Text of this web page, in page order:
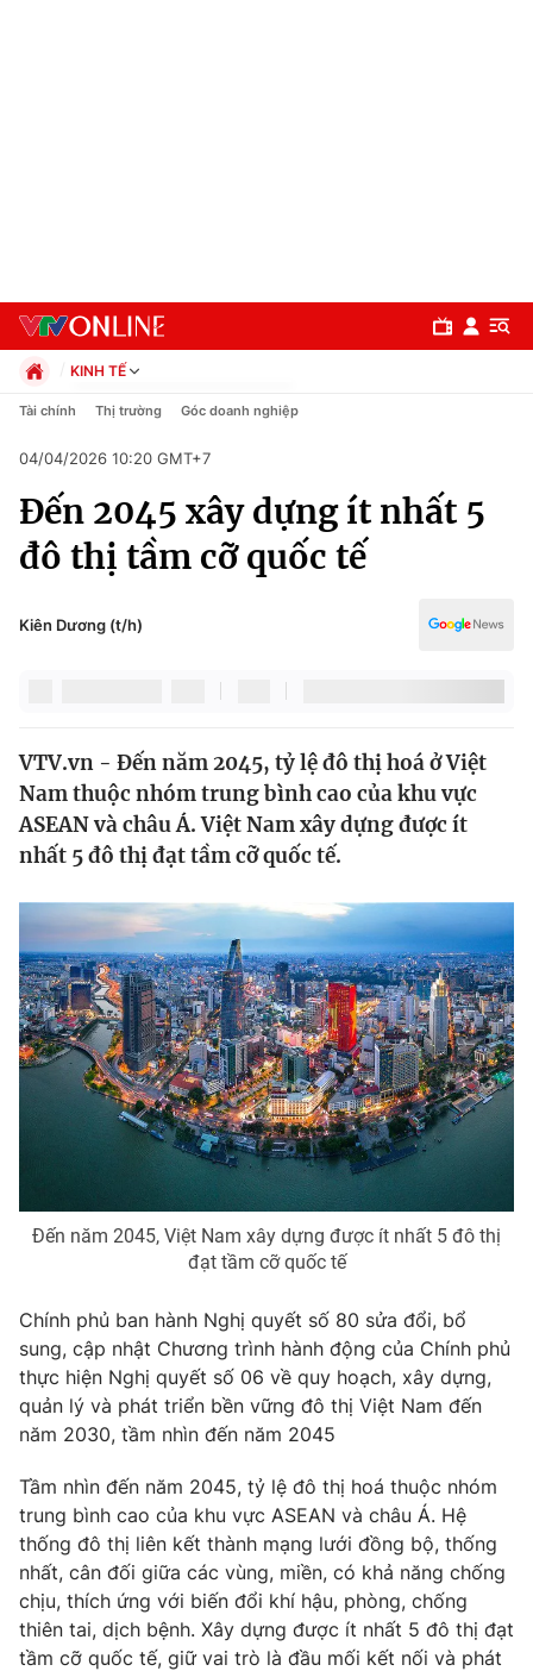
Chuyên mục
Chính trị
Thế giới
Tin tức
Thế giới đó đây
Câu chuyện quốc tế
Tài chính
Thị trường
Góc doanh nghiệp
Dữ liệu và đời sống
Truyền hình
Phim VTV
Hậu trường
Khán giả
Giải trí
Sao
Du lịch
Chất lượng cuộc sống
Giáo dục
Học trực tuyến
Hitech Công nghệ tương lai
Sản phẩm
Thị trường
Tư vấn
Giao lưu trực tuyến
Lịch phát sóng
Chuyên mục khác
Emagazine Podcast
Photo Infographic
KINH TẾ
Chính trị
Pháp luật
Kinh tế
Thể thao
Truyền hình
Y tế
Tài chính Thị trường Góc doanh nghiệp
04/04/2026 10:20 GMT+7
Đến 2045 xây dựng ít nhất 5
đô thị tầm cỡ quốc tế
Kiên Dương (t/h)
VTV.vn - Đến năm 2045, tỷ lệ đô thị hoá ở Việt
Nam thuộc nhóm trung bình cao của khu vực
ASEAN và châu Á. Việt Nam xây dựng được ít
nhất 5 đô thị đạt tầm cỡ quốc tế.
Đến năm 2045, Việt Nam xây dựng được ít nhất 5 đô thị
đạt tầm cỡ quốc tế
Chính phủ ban hành Nghị quyết số 80 sửa đổi, bổ
sung, cập nhật Chương trình hành động của Chính phủ
thực hiện Nghị quyết số 06 về quy hoạch, xây dựng,
quản lý và phát triển bền vững đô thị Việt Nam đến
năm 2030, tầm nhìn đến năm 2045
Tầm nhìn đến năm 2045, tỷ lệ đô thị hoá thuộc nhóm
trung bình cao của khu vực ASEAN và châu Á. Hệ
thống đô thị liên kết thành mạng lưới đồng bộ, thống
nhất, cân đối giữa các vùng, miền, có khả năng chống
chịu, thích ứng với biến đổi khí hậu, phòng, chống
thiên tai, dịch bệnh. Xây dựng được ít nhất 5 đô thị đạt
tầm cỡ quốc tế, giữ vai trò là đầu mối kết nối và phát